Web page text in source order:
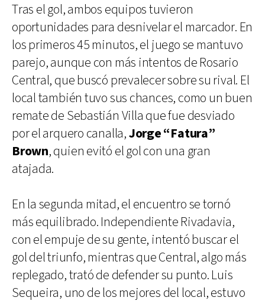
Tras el gol, ambos equipos tuvieron
oportunidades para desnivelar el marcador. En
los primeros 45 minutos, el juego se mantuvo
parejo, aunque con más intentos de Rosario
Central, que buscó prevalecer sobre su rival. El
local también tuvo sus chances, como un buen
remate de Sebastián Villa que fue desviado
por el arquero canalla,Jorge “Fatura”
Brown, quien evitó el gol con una gran
atajada.
En la segunda mitad, el encuentro se tornó
más equilibrado. Independiente Rivadavia,
con el empuje de su gente, intentó buscar el
gol del triunfo, mientras que Central, algo más
replegado, trató de defender su punto. Luis
Sequeira, uno de los mejores del local, estuvo